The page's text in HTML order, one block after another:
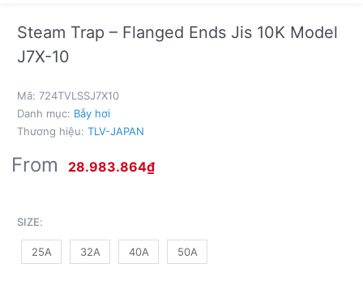
Steam Trap – Flanged Ends Jis 10K Model
J7X-10
From 28.983.864₫
SIZE:
25A 32A 40A 50A
Mã: 724TVLSSJ7X10
Danh mục: Bẫy hơi
Thương hiệu: TLV-JAPAN